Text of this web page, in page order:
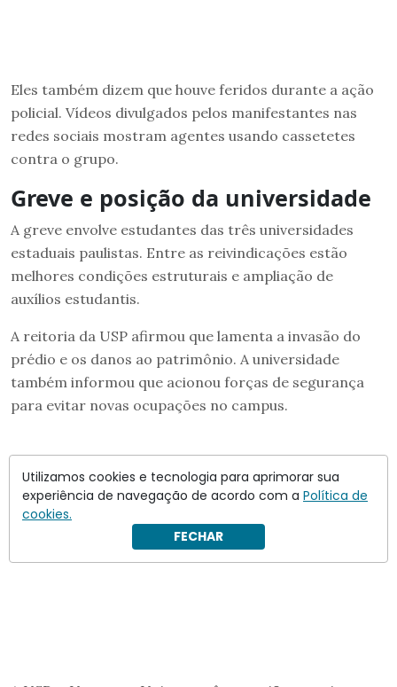
Eles também dizem que houve feridos durante a ação
policial. Vídeos divulgados pelos manifestantes nas
redes sociais mostram agentes usando cassetetes
contra o grupo.
Greve e posição da universidade
A greve envolve estudantes das três universidades
estaduais paulistas. Entre as reivindicações estão
melhores condições estruturais e ampliação de
auxílios estudantis.
A reitoria da USP afirmou que lamenta a invasão do
prédio e os danos ao patrimônio. A universidade
também informou que acionou forças de segurança
para evitar novas ocupações no campus.
Utilizamos cookies e tecnologia para aprimorar sua
experiência de navegação de acordo com a Política de
cookies.
FECHAR